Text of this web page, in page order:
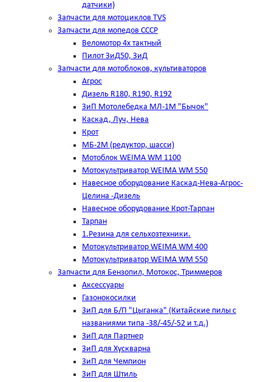
датчики)
Запчасти для мотоциклов TVS
Запчасти для мопедов СССР
Веломотор 4х тактный
Пилот ЗиД50, ЗиД
Запчасти для мотоблоков, культиваторов
Агрос
Дизель R180, R190, R192
ЗиП Мотолебедка МЛ-1М "Бычок"
Каскад, Луч, Нева
Крот
МБ-2М (редуктор, шасси)
Мотоблок WEIMA WM 1100
Мотокультриватор WEIMA WM 550
Навесное оборудование Каскад-Нева-Агрос-
Целина -Дизель
Навесное оборудование Крот-Тарпан
Тарпан
1.Резина для сельхозтехники.
Мотокультриватор WEIMA WM 400
Мотокультриватор WEIMA WM 550
Запчасти для Бензопил, Мотокос, Триммеров
Аксессуары
Газонокосилки
ЗиП для Б/П "Цыганка" (Китайские пилы с
названиями типа -38/-45/-52 и т.д.)
ЗиП для Партнер
ЗиП для Хускварна
ЗиП для Чемпион
ЗиП для Штиль